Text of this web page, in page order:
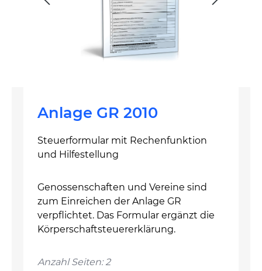
Anlage GR 2010
Steuerformular mit Rechenfunktion
und Hilfestellung
Genossenschaften und Vereine sind
zum Einreichen der Anlage GR
verpflichtet. Das Formular ergänzt die
Körperschaftsteuererklärung.
Anzahl Seiten: 2